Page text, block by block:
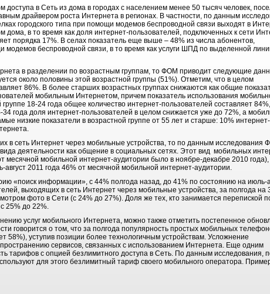
в Сеть из дома в городах с населением менее 50 тысяч человек,
драйвером роста Интернета в регионах. В частности, по данным
городского типа при помощи модемов беспроводной связи выходят в
в то время как доля интернет-пользователей, подключенных к сети
порядка 17%. В селах показатель еще выше – 48% из числа абонентов,
беспроводной связи, в то время как услуги ШПД по выделенной
в разделении по возрастным группам, то ФОМ приводит следующие
около половины этой возрастной группы (51%). Отметим, что в целом
86%. В более старших возрастных группах снижаются как общие
мобильным Интернетом, причем показатель использования
18-24 года общее количество интернет-пользователей составляет
года доля интернет-пользователей в целом снижается уже до 72%, а
низкие показатели в возрастной группе от 55 лет и старше: 10% интернет-
в сеть Интернет через мобильные устройства, то по данным исследования
деятельности как общение в социальных сетях. Этот вид мобильных
месячной мобильной интернет-аудитории было в ноябре-декабре 2010
2011 года 46% от месячной мобильной интернет-аудитории.
«поиск информации», с 44% полгода назад, до 41% по состоянию на июль-
выходящих в сеть Интернет через мобильные устройства, за полгода на
фото в Сети (с 24% до 27%). Доля же тех, кто занимается перепиской
25% до 22%.
услуг мобильного Интернета, можно также отметить постепенное
говорится о том, что за полгода популярность простых мобильных
58%), уступив позиции более технологичным устройствам. Усложнение
сервисов, связанных с использованием Интернета. Еще одним
тарифов с опцией безлимитного доступа в Сеть. По данным исследования,
для этого безлимитный тариф своего мобильного оператора.